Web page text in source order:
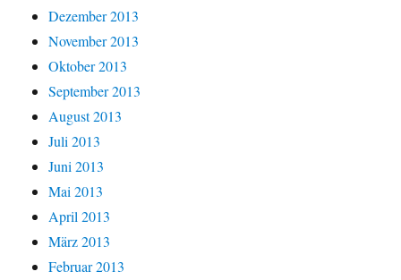
Dezember 2013
November 2013
Oktober 2013
September 2013
August 2013
Juli 2013
Juni 2013
Mai 2013
April 2013
März 2013
Februar 2013